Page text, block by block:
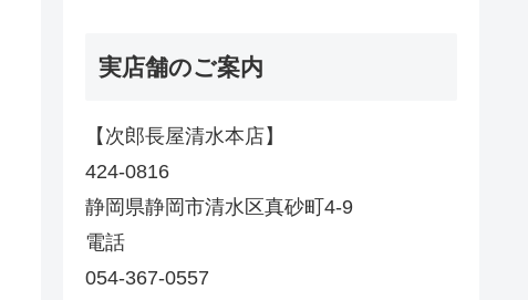
実店舗のご案内
【次郎長屋清水本店】
424-0816
静岡県静岡市清水区真砂町4-9
電話
054-367-0557